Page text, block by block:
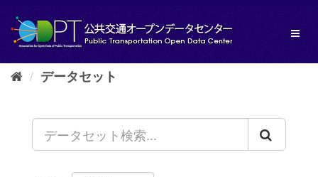
し
データセット